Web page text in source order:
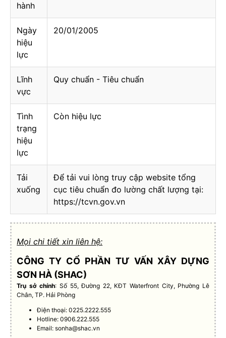
hành
Ngày
hiệu
lực
20/01/2005
Lĩnh
vực
Quy chuẩn - Tiêu chuẩn
Tình
trạng
hiệu
lực
Còn hiệu lực
Tải
xuống
Để tải vui lòng truy cập website tổng
cục tiêu chuẩn đo lường chất lượng tại:
https://tcvn.gov.vn
Mọi chi tiết xin liên hệ:
CÔNG TY CỔ PHẦN TƯ VẤN XÂY DỰNG
SƠN HÀ (SHAC)
Trụ sở chính: Số 55, Đường 22, KĐT Waterfront City, Phường Lê
Chân, TP. Hải Phòng
Điện thoại: 0225.2222.555
Hotline: 0906.222.555
Email:sonha@shac.vn